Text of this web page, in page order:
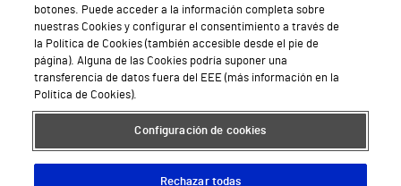
Teléfono Cita Médica
Teléfono Atención al Cliente
Política de seguridad y salud en el trabajo
Conoce a Supervita
botones. Puede acceder a la información completa sobre
nuestras Cookies y configurar el consentimiento a través de
la Política de Cookies (también accesible desde el pie de
página). Alguna de las Cookies podría suponer una
transferencia de datos fuera del EEE (más información en la
Política de Cookies).
Configuración de cookies
Rechazar todas